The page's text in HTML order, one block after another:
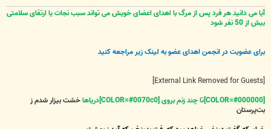
آیا می دانید هر فرد پس از مرگ با اهدای اعضای خویش می تواند سبب نجات یا ارتقای سلامتی
بیش از 50 نفر شود
برای عضویت در انجمن اهدای عضو به لینک زیر مراجعه کنید
خشت بیزار شدم ز
بت‌پرستان